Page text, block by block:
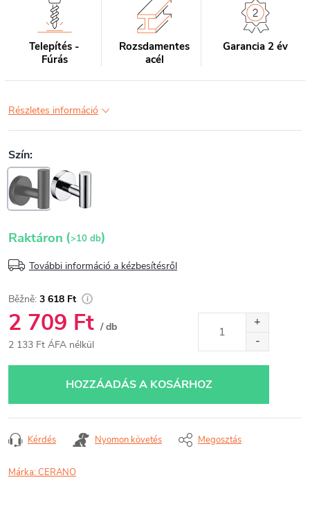
Telepítés -
Fúrás
Rozsdamentes
acél
Garancia 2 év
Részletes információ
Raktáron (>10 db)
További információ a kézbesítésről
3 618 Ft
2 709 Ft / db
2 133 Ft ÁFA nélkül
HOZZÁADÁS A KOSÁRHOZ
Kérdés Nyomon követés Megosztás
Márka:CERANO